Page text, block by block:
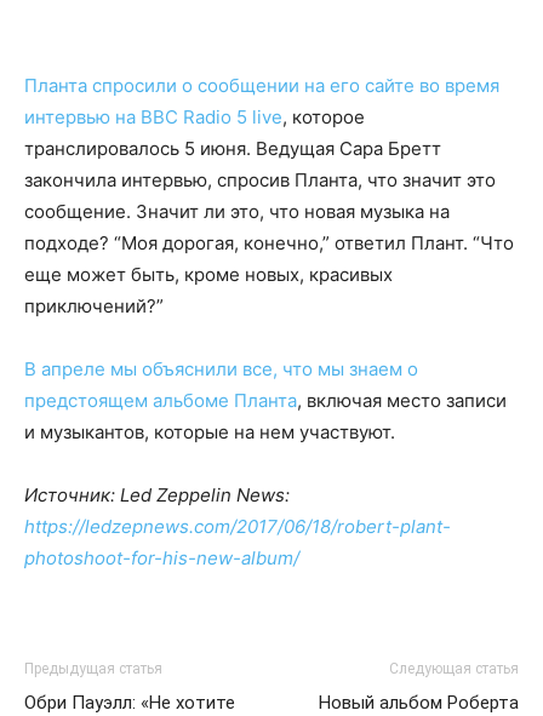
Планта спросили о сообщении на его сайте во время
интервью на BBC Radio 5 live, которое
транслировалось 5 июня. Ведущая Сара Бретт
закончила интервью, спросив Планта, что значит это
сообщение. Значит ли это, что новая музыка на
подходе? “Моя дорогая, конечно,” ответил Плант. “Что
еще может быть, кроме новых, красивых
приключений?”
В апреле мы объяснили все, что мы знаем о
предстоящем альбоме Планта, включая место записи
и музыкантов, которые на нем участвуют.
Источник: Led Zeppelin News:
https://ledzepnews.com/2017/06/18/robert-plant-
photoshoot-for-his-new-album/
Предыдущая статья
Обри Пауэлл: «Не хотите
Следующая статья
Новый альбом Роберта